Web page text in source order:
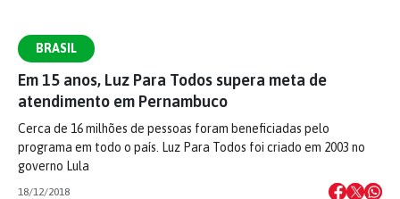
BRASIL
Em 15 anos, Luz Para Todos supera meta de
atendimento em Pernambuco
Cerca de 16 milhões de pessoas foram beneficiadas pelo
programa em todo o país. Luz Para Todos foi criado em 2003 no
governo Lula
18/12/2018